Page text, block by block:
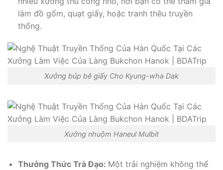
làm đồ gốm, quạt giấy, hoặc tranh thêu truyền
thống.
Xưởng búp bê giấy Cho Kyung-wha Dak
Xưởng nhuộm Haneul Mulbit
Thưởng Thức Trà Đạo: Một trải nghiệm không thể